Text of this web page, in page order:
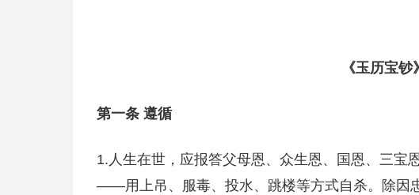
《玉历宝
第一条 遵循
1.人生在世，应报答父母恩、众生恩、国恩、三宝
——用上吊、服毒、投水、跳楼等方式自杀。除因